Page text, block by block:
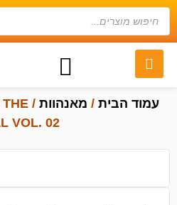
עמוד הבית / מאנהוות
THE
VOL. 02